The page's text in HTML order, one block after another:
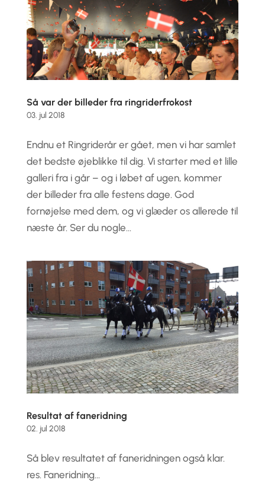
Så var der billeder fra ringriderfrokost
03. jul 2018
Endnu et Ringriderår er gået, men vi har samlet
det bedste øjeblikke til dig. Vi starter med et lille
galleri fra i går – og i løbet af ugen, kommer
der billeder fra alle festens dage. God
fornøjelse med dem, og vi glæder os allerede til
næste år. Ser du nogle...
Resultat af faneridning
02. jul 2018
Så blev resultatet af faneridningen også klar.
res. Faneridning...